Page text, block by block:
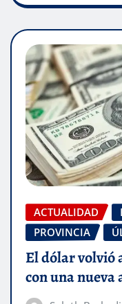
ACTUALIDAD
PROVINCIA
El dólar volvió
con una nueva